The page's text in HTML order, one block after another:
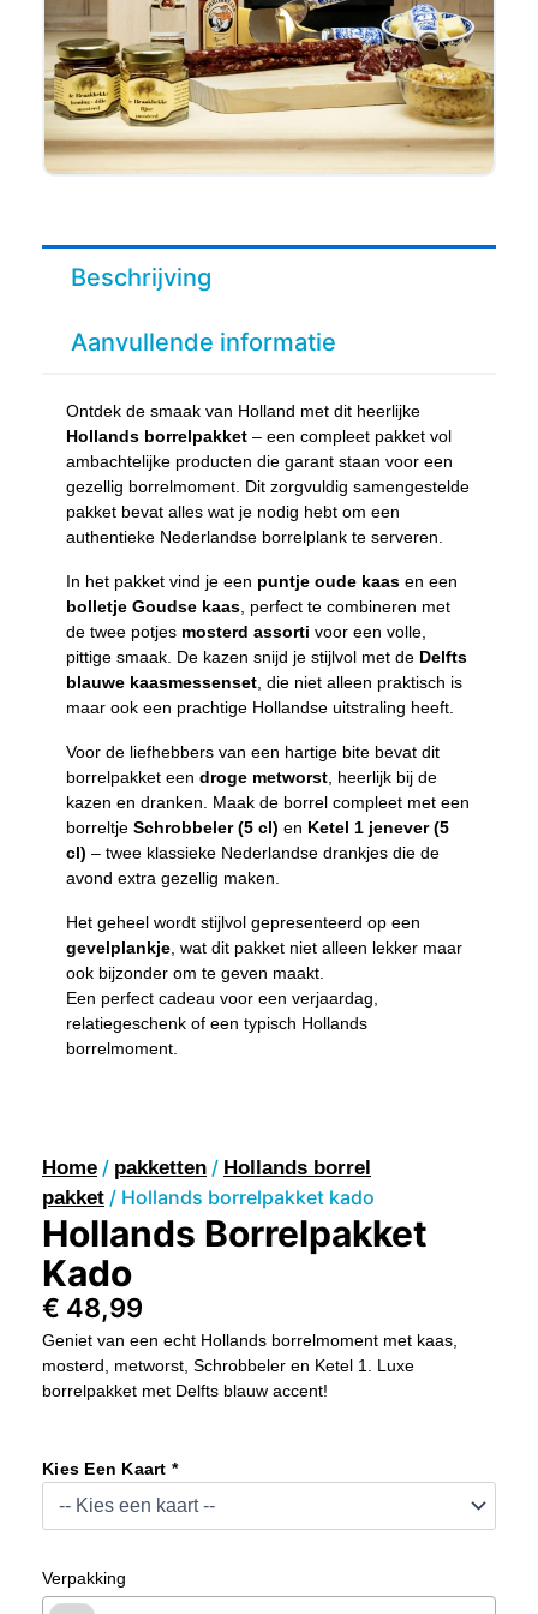
Beschrijving
Aanvullende informatie
Ontdek de smaak van Holland met dit heerlijke
Hollands borrelpakket – een compleet pakket vol
ambachtelijke producten die garant staan voor een
gezellig borrelmoment. Dit zorgvuldig samengestelde
pakket bevat alles wat je nodig hebt om een
authentieke Nederlandse borrelplank te serveren.
In het pakket vind je een puntje oude kaas en een
bolletje Goudse kaas, perfect te combineren met
de twee potjes mosterd assorti voor een volle,
pittige smaak. De kazen snijd je stijlvol met de Delfts
blauwe kaasmessenset, die niet alleen praktisch is
maar ook een prachtige Hollandse uitstraling heeft.
Voor de liefhebbers van een hartige bite bevat dit
borrelpakket een droge metworst, heerlijk bij de
kazen en dranken. Maak de borrel compleet met een
borreltje Schrobbeler (5 cl) en Ketel 1 jenever (5
cl) – twee klassieke Nederlandse drankjes die de
avond extra gezellig maken.
Het geheel wordt stijlvol gepresenteerd op een
gevelplankje, wat dit pakket niet alleen lekker maar
ook bijzonder om te geven maakt.
Een perfect cadeau voor een verjaardag,
relatiegeschenk of een typisch Hollands
borrelmoment.
Home / pakketten / Hollands borrel
pakket / Hollands borrelpakket kado
Hollands Borrelpakket
Kado
€ 48,99
Geniet van een echt Hollands borrelmoment met kaas,
mosterd, metworst, Schrobbeler en Ketel 1. Luxe
borrelpakket met Delfts blauw accent!
Kies Een Kaart *
Verpakking
Borrelpakket
Kado
Aantal